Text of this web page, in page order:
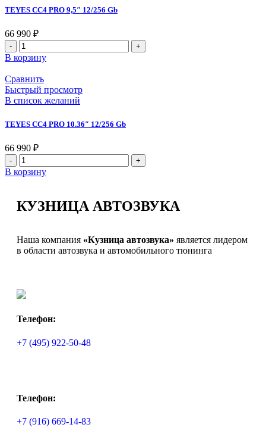
TEYES CC4 PRO 9,5″ 12/256 Gb
66 990 ₽
В корзину
Сравнить
Быстрый просмотр
В список желаний
TEYES CC4 PRO 10.36″ 12/256 Gb
66 990 ₽
В корзину
КУЗНИЦА АВТОЗВУКА
Наша компания «Кузница автозвука» является лидером
в области автозвука и автомобильного тюнинга
Телефон:
+7 (495) 922-50-48
Телефон:
+7 (916) 669-14-83